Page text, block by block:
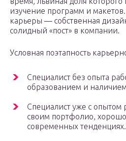
изучение программ и
карьеры — собственная
солидный «пост» в компании.
Условная поэтапность
Специалист без опыта
образованием и
Специалист уже с опытом
своим портфолио,
современных тенденциях.